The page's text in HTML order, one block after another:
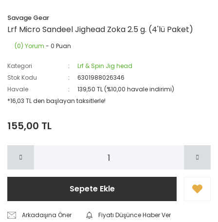
Savage Gear
Lrf Micro Sandeel Jighead Zoka 2.5 g. (4'lü Paket)
(0) Yorum - 0 Puan
Kategori
Lrf & Spin Jig head
Stok Kodu
6301988026346
Havale
139,50 TL (%10,00 havale indirimi)
*16,03 TL den başlayan taksitlerle!
155,00 TL
Sepete Ekle
Arkadaşına Öner
Fiyatı Düşünce Haber Ver